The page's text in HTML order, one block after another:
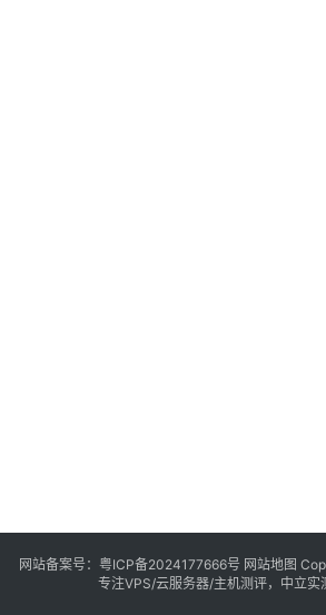
网站备案号： 粤ICP备2024177666号 网站地图
专注VPS/云服务器/主机测评，中立实